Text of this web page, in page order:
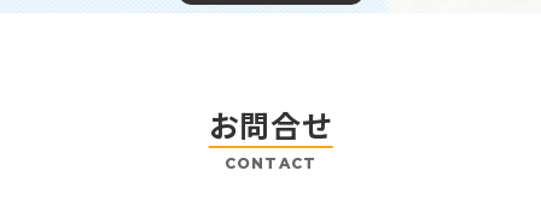
「フジテレビNEXT ライブ・プレミアム」「フジテレ
「J SPORTS 4chセット」新規申込受付終了のお知ら
お問合せ
CONTACT